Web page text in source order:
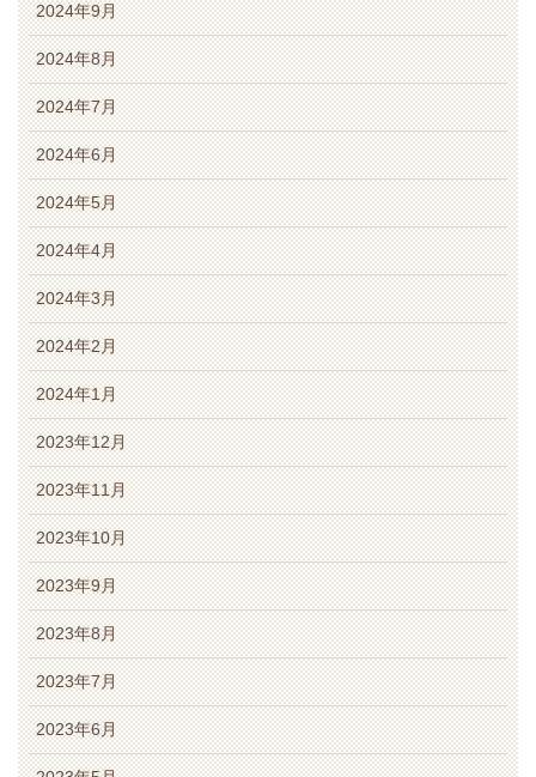
2024年9月
2024年8月
2024年7月
2024年6月
2024年5月
2024年4月
2024年3月
2024年2月
2024年1月
2023年12月
2023年11月
2023年10月
2023年9月
2023年8月
2023年7月
2023年6月